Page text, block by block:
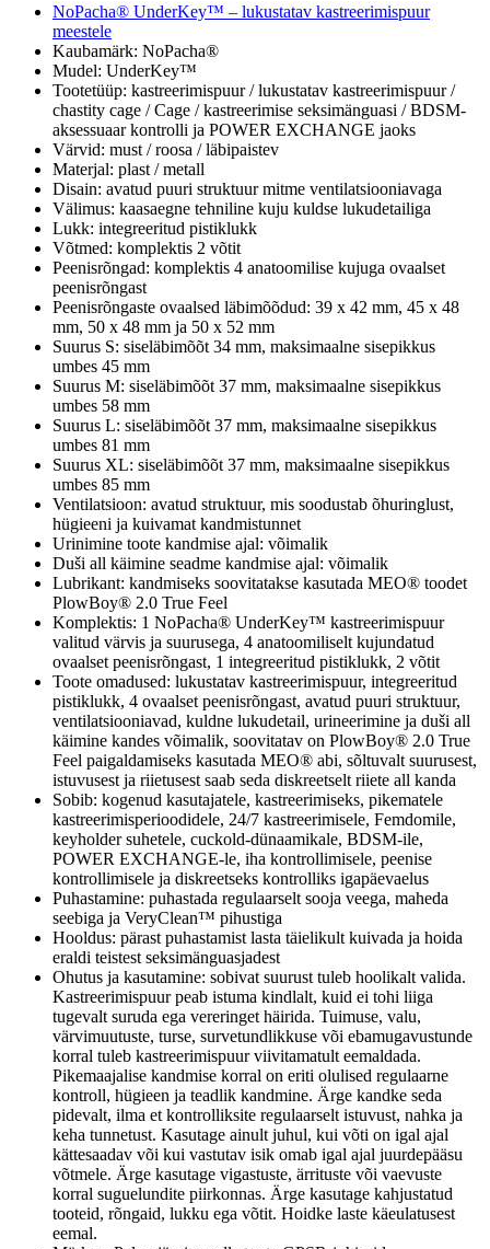
NoPacha® UnderKey™ – lukustatav kastreerimispuur
meestele
Kaubamärk: NoPacha®
Mudel: UnderKey™
Tootetüüp: kastreerimispuur / lukustatav kastreerimispuur /
chastity cage / Cage / kastreerimise seksimänguasi / BDSM-
aksessuaar kontrolli ja POWER EXCHANGE jaoks
Värvid: must / roosa / läbipaistev
Materjal: plast / metall
Disain: avatud puuri struktuur mitme ventilatsiooniavaga
Välimus: kaasaegne tehniline kuju kuldse lukudetailiga
Lukk: integreeritud pistiklukk
Võtmed: komplektis 2 võtit
Peenisrõngad: komplektis 4 anatoomilise kujuga ovaalset
peenisrõngast
Peenisrõngaste ovaalsed läbimõõdud: 39 x 42 mm, 45 x 48
mm, 50 x 48 mm ja 50 x 52 mm
Suurus S: siseläbimõõt 34 mm, maksimaalne sisepikkus
umbes 45 mm
Suurus M: siseläbimõõt 37 mm, maksimaalne sisepikkus
umbes 58 mm
Suurus L: siseläbimõõt 37 mm, maksimaalne sisepikkus
umbes 81 mm
Suurus XL: siseläbimõõt 37 mm, maksimaalne sisepikkus
umbes 85 mm
Ventilatsioon: avatud struktuur, mis soodustab õhuringlust,
hügieeni ja kuivamat kandmistunnet
Urinimine toote kandmise ajal: võimalik
Duši all käimine seadme kandmise ajal: võimalik
Lubrikant: kandmiseks soovitatakse kasutada MEO® toodet
PlowBoy® 2.0 True Feel
Komplektis: 1 NoPacha® UnderKey™ kastreerimispuur
valitud värvis ja suurusega, 4 anatoomiliselt kujundatud
ovaalset peenisrõngast, 1 integreeritud pistiklukk, 2 võtit
Toote omadused: lukustatav kastreerimispuur, integreeritud
pistiklukk, 4 ovaalset peenisrõngast, avatud puuri struktuur,
ventilatsiooniavad, kuldne lukudetail, urineerimine ja duši all
käimine kandes võimalik, soovitatav on PlowBoy® 2.0 True
Feel paigaldamiseks kasutada MEO® abi, sõltuvalt suurusest,
istuvusest ja riietusest saab seda diskreetselt riiete all kanda
Sobib: kogenud kasutajatele, kastreerimiseks, pikematele
kastreerimisperioodidele, 24/7 kastreerimisele, Femdomile,
keyholder suhetele, cuckold-dünaamikale, BDSM-ile,
POWER EXCHANGE-le, iha kontrollimisele, peenise
kontrollimisele ja diskreetseks kontrolliks igapäevaelus
Puhastamine: puhastada regulaarselt sooja veega, maheda
seebiga ja VeryClean™ pihustiga
Hooldus: pärast puhastamist lasta täielikult kuivada ja hoida
eraldi teistest seksimänguasjadest
Ohutus ja kasutamine: sobivat suurust tuleb hoolikalt valida.
Kastreerimispuur peab istuma kindlalt, kuid ei tohi liiga
tugevalt suruda ega vereringet häirida. Tuimuse, valu,
värvimuutuste, turse, survetundlikkuse või ebamugavustunde
korral tuleb kastreerimispuur viivitamatult eemaldada.
Pikemaajalise kandmise korral on eriti olulised regulaarne
kontroll, hügieen ja teadlik kandmine. Ärge kandke seda
pidevalt, ilma et kontrolliksite regulaarselt istuvust, nahka ja
keha tunnetust. Kasutage ainult juhul, kui võti on igal ajal
kättesaadav või kui vastutav isik omab igal ajal juurdepääsu
võtmele. Ärge kasutage vigastuste, ärrituste või vaevuste
korral suguelundite piirkonnas. Ärge kasutage kahjustatud
tooteid, rõngaid, lukku ega võtit. Hoidke laste käeulatusest
eemal.